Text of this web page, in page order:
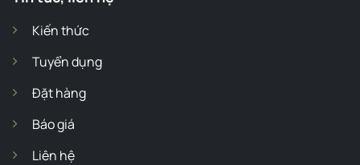
Kiến thức
Tuyển dụng
Đặt hàng
Báo giá
Liên hệ